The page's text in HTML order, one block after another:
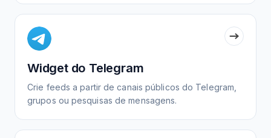
Widget do Telegram
Crie feeds a partir de canais públicos do Telegram,
grupos ou pesquisas de mensagens.